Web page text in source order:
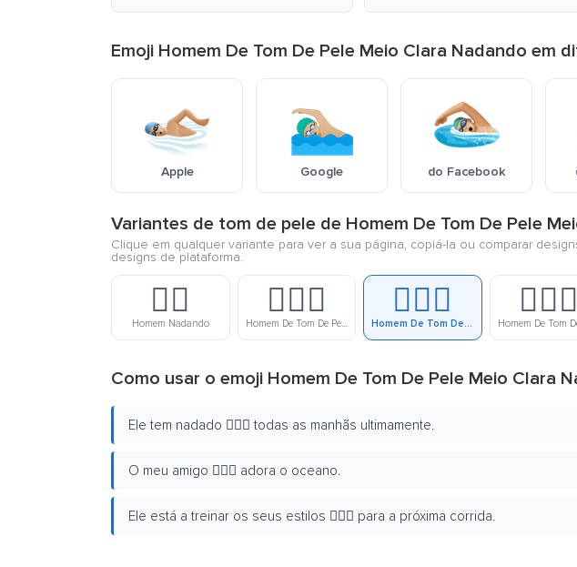
Emoji Homem De Tom De Pele Meio Clara Nadando em
Apple Google do Facebook
Variantes de tom de pele de Homem De Tom De Pele
Clique em qualquer variante para ver a sua página, copiá-la ou comparar
designs de plataforma.
🏊‍♂️
Homem Nadando
🏊🏻‍♂️
Homem De Tom De Pele Clara Nadando
🏊🏼‍♂️
Homem De Tom De Pele Meio Clara Nadando
🏊🏽‍♂️
Como usar o emoji Homem De Tom De Pele Meio Clara
Ele tem nadado 🏊🏼‍♂️ todas as manhãs ultimamente.
O meu amigo 🏊🏼‍♂️ adora o oceano.
Ele está a treinar os seus estilos 🏊🏼‍♂️ para a próxima corrida.